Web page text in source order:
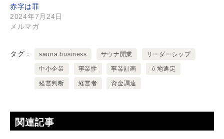
赤字は罪
2024年7月24日
メルマガ
タグ sauna business サウナ開業 リーダーシップ
中小企業 事業性 事業計画 立地選定
経営判断 経営者 資金調達
関連記事